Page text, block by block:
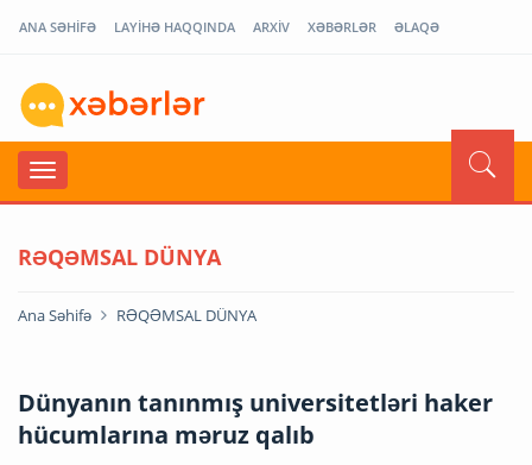
ANA SƏHİFƏ LAYİHƏ HAQQINDA ARXİV XƏBƏRLƏR ƏLAQƏ
RƏQƏMSAL DÜNYA
Ana Səhifə RƏQƏMSAL DÜNYA
Dünyanın tanınmış universitetləri haker
hücumlarına məruz qalıb